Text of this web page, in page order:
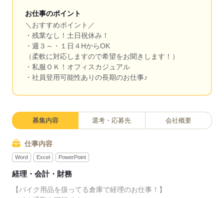
お仕事のポイント
＼おすすめポイント／
・残業なし！土日祝休み！
・週３～・１日４HからOK
（柔軟に対応しますので希望をお聞きします！）
・私服ＯＫ！オフィスカジュアル
・社員登用可能性ありの長期のお仕事♪
募集内容 選考・応募先 会社概要
仕事内容
Word Excel PowerPoint
経理・会計・財務
【バイク用品を扱ってる倉庫で経理のお仕事！】